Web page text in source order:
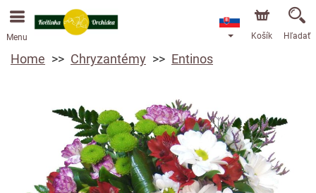
Menu Košík Hľadať
Home Chryzantémy Entinos